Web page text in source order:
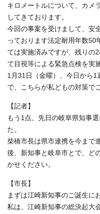
キロメートルについて、カメ
してきております。
今回の事案を受けまして、安
っております法定耐用年数50
ては実施済みですが、残りの
て目視等による緊急点検を実
1月31日（金曜）、今日から1
で、こちらが私どもの対策で
【記者】
もう1点、先日の岐阜県知事
た。
柴橋市長は県市連携を今まで
後、新知事と岐阜市とで、ど
かせください。
【市長】
まずは江崎新知事のご誕生に
私は、江崎新知事の総決起大